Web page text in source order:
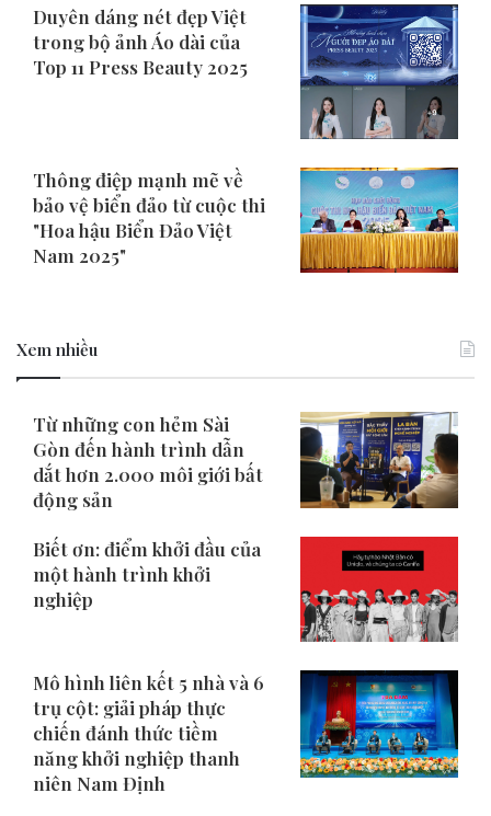
Duyên dáng nét đẹp Việt
trong bộ ảnh Áo dài của
Top 11 Press Beauty 2025
Thông điệp mạnh mẽ về
bảo vệ biển đảo từ cuộc thi
"Hoa hậu Biển Đảo Việt
Nam 2025"
Xem nhiều
Từ những con hẻm Sài
Gòn đến hành trình dẫn
dắt hơn 2.000 môi giới bất
động sản
Biết ơn: điểm khởi đầu của
một hành trình khởi
nghiệp
Mô hình liên kết 5 nhà và 6
trụ cột: giải pháp thực
chiến đánh thức tiềm
năng khởi nghiệp thanh
niên Nam Định